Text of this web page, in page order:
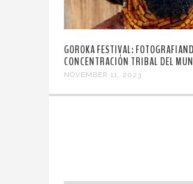
GOROKA FESTIVAL:
CONCENTRACIÓN TRIBAL DEL
NOVEMBER 11, 2023